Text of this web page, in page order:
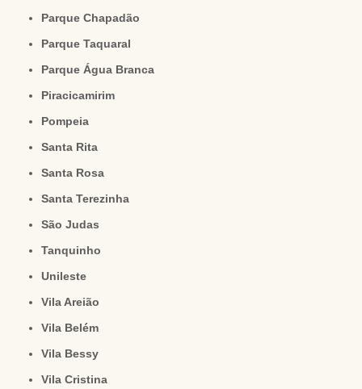
Parque Chapadão
Parque Taquaral
Parque Água Branca
Piracicamirim
Pompeia
Santa Rita
Santa Rosa
Santa Terezinha
São Judas
Tanquinho
Unileste
Vila Areião
Vila Belém
Vila Bessy
Vila Cristina